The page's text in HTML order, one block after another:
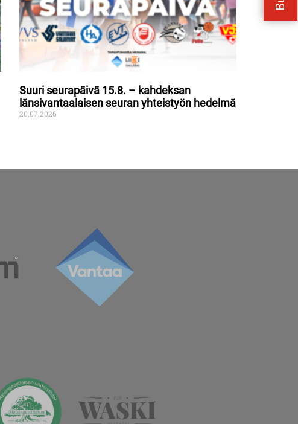
Suuri seurapäivä 15.8. – kahdeksan
länsivantaalaisen seuran yhteistyön hedelmä
20.07.2026